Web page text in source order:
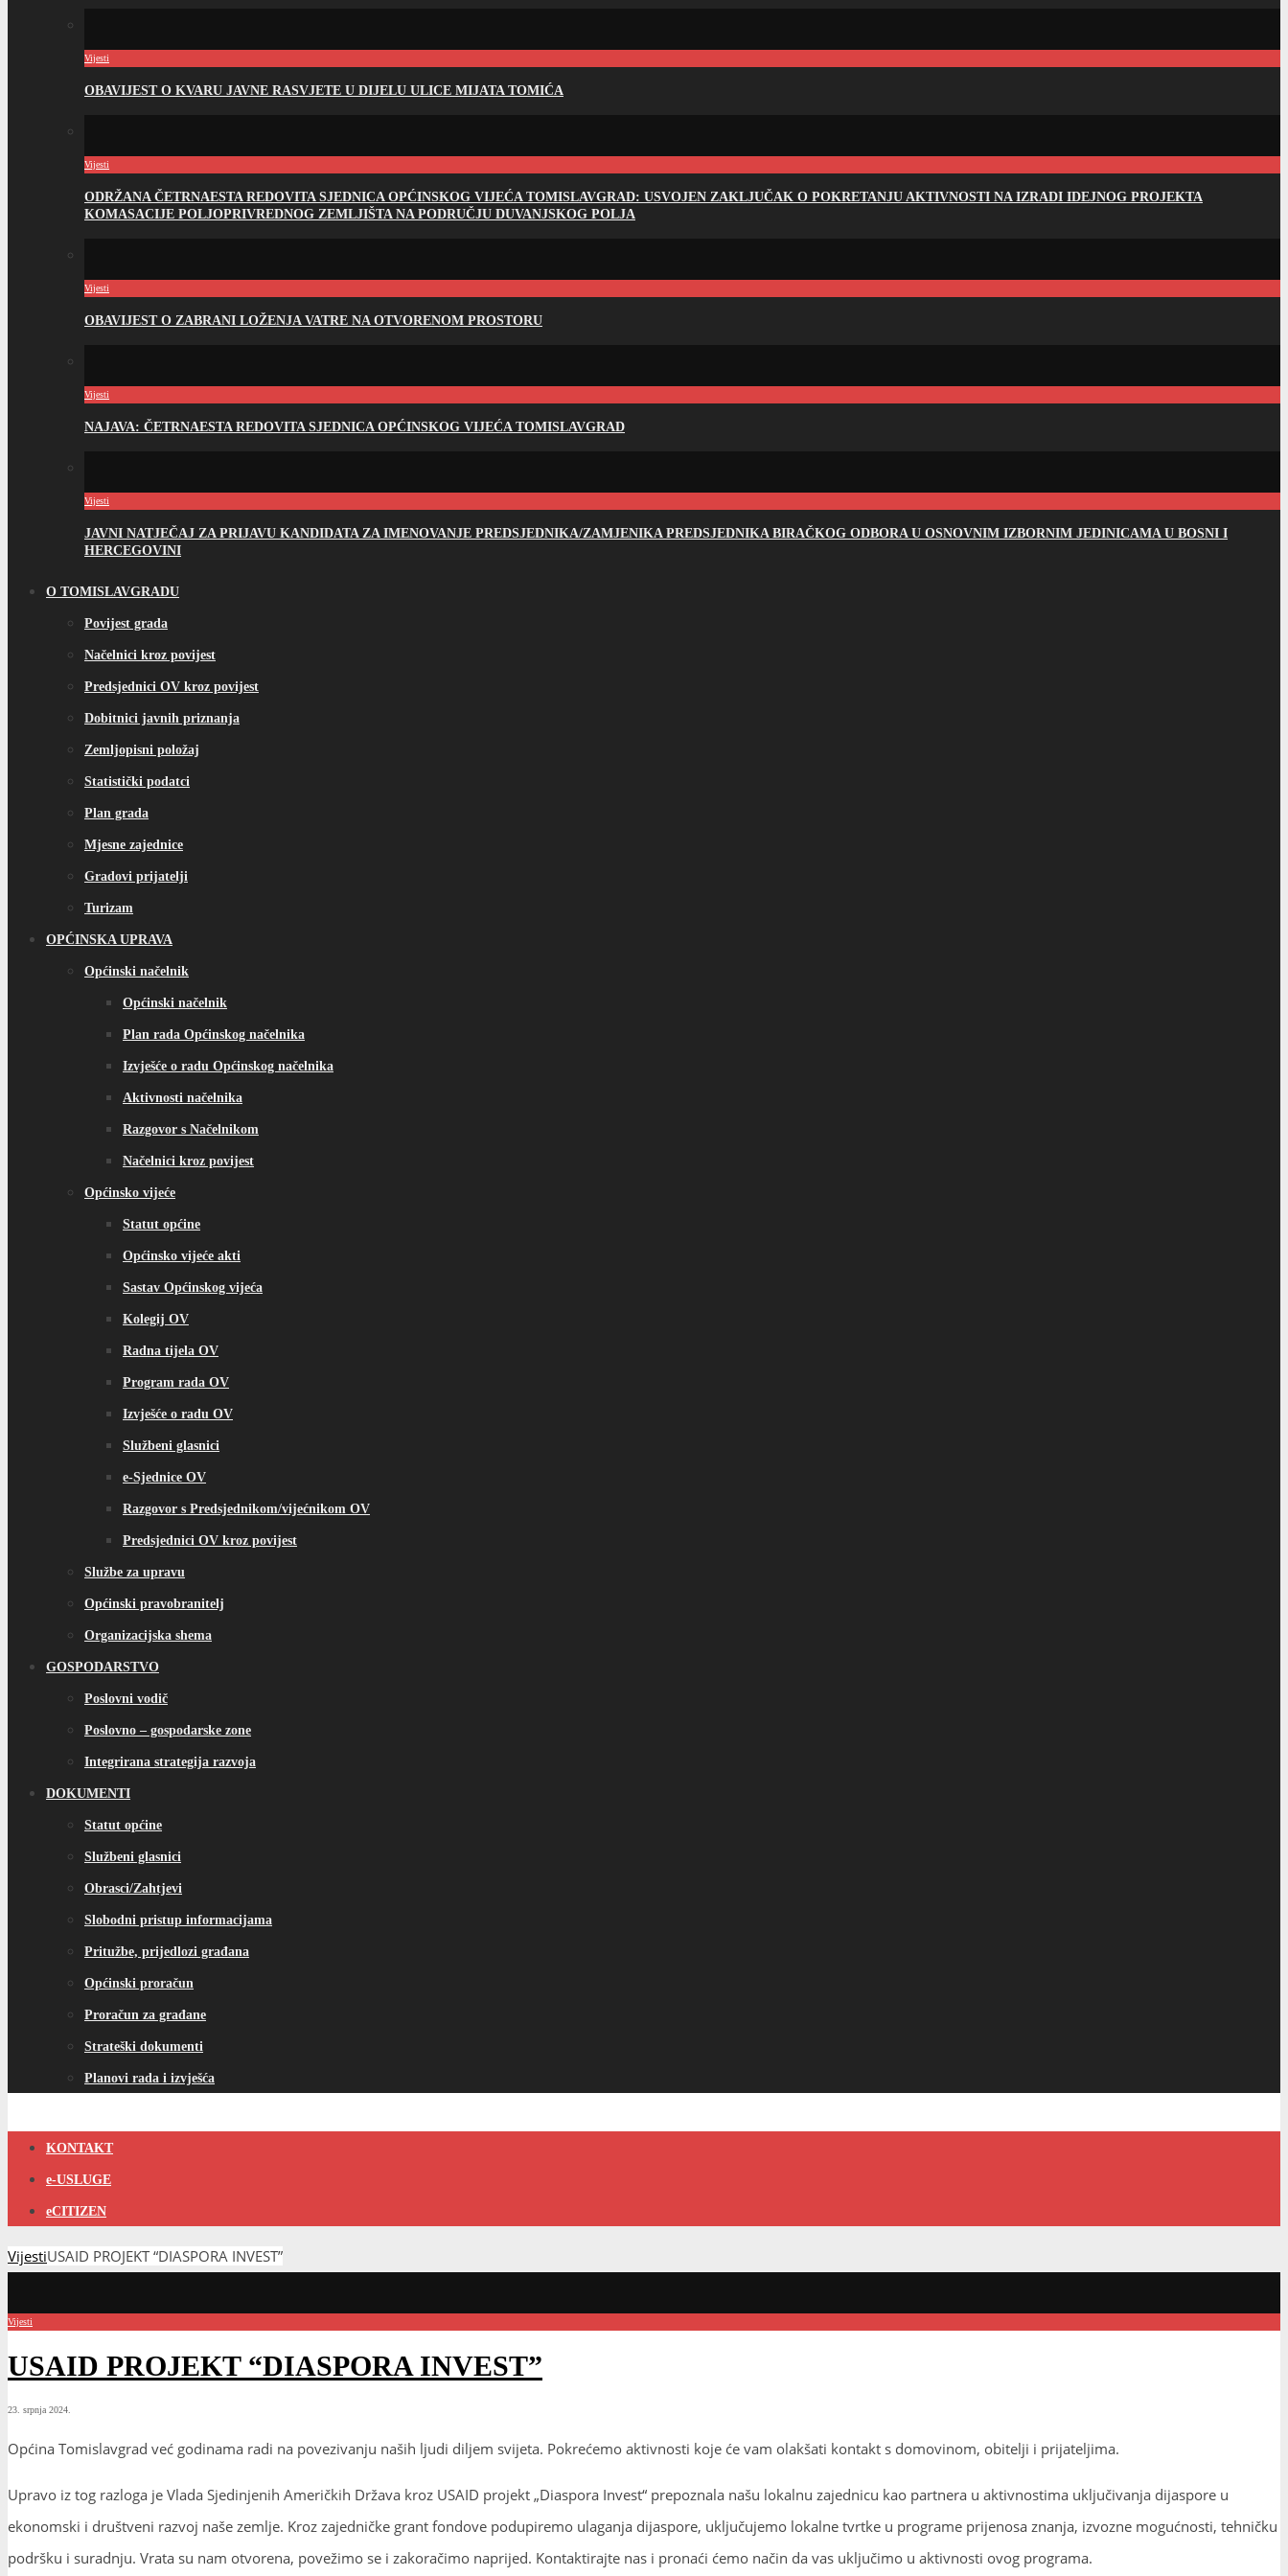
Vijesti
OBAVIJEST O KVARU JAVNE RASVJETE U DIJELU ULICE MIJATA TOMIĆA
Vijesti
ODRŽANA ČETRNAESTA REDOVITA SJEDNICA OPĆINSKOG VIJEĆA TOMISLAVGRAD: USVOJEN ZAKLJUČAK O POKRETANJU AKTIVNOSTI NA IZRADI IDEJNOG PROJEKTA
KOMASACIJE POLJOPRIVREDNOG ZEMLJIŠTA NA PODRUČJU DUVANJSKOG POLJA
Vijesti
OBAVIJEST O ZABRANI LOŽENJA VATRE NA OTVORENOM PROSTORU
Vijesti
NAJAVA: ČETRNAESTA REDOVITA SJEDNICA OPĆINSKOG VIJEĆA TOMISLAVGRAD
Vijesti
JAVNI NATJEČAJ ZA PRIJAVU KANDIDATA ZA IMENOVANJE PREDSJEDNIKA/ZAMJENIKA PREDSJEDNIKA BIRAČKOG ODBORA U OSNOVNIM IZBORNIM JEDINICAMA U BOSNI I
HERCEGOVINI
O TOMISLAVGRADU
Povijest grada
Načelnici kroz povijest
Predsjednici OV kroz povijest
Dobitnici javnih priznanja
Zemljopisni položaj
Statistički podatci
Plan grada
Mjesne zajednice
Gradovi prijatelji
Turizam
OPĆINSKA UPRAVA
Općinski načelnik
Općinski načelnik
Plan rada Općinskog načelnika
Izvješće o radu Općinskog načelnika
Aktivnosti načelnika
Razgovor s Načelnikom
Načelnici kroz povijest
Općinsko vijeće
Statut općine
Općinsko vijeće akti
Sastav Općinskog vijeća
Kolegij OV
Radna tijela OV
Program rada OV
Izvješće o radu OV
Službeni glasnici
e-Sjednice OV
Razgovor s Predsjednikom/vijećnikom OV
Predsjednici OV kroz povijest
Službe za upravu
Općinski pravobranitelj
Organizacijska shema
GOSPODARSTVO
Poslovni vodič
Poslovno – gospodarske zone
Integrirana strategija razvoja
DOKUMENTI
Statut općine
Službeni glasnici
Obrasci/Zahtjevi
Slobodni pristup informacijama
Pritužbe, prijedlozi građana
Općinski proračun
Proračun za građane
Strateški dokumenti
Planovi rada i izvješća
KONTAKT
e-USLUGE
eCITIZEN
VijestiUSAID PROJEKT “DIASPORA INVEST”
Vijesti
USAID PROJEKT “DIASPORA INVEST”
23. srpnja 2024.
Općina Tomislavgrad već godinama radi na povezivanju naših ljudi diljem svijeta. Pokrećemo aktivnosti koje će vam olakšati kontakt s domovinom, obitelji i prijateljima.
Upravo iz tog razloga je Vlada Sjedinjenih Američkih Država kroz USAID projekt „Diaspora Invest“ prepoznala našu lokalnu zajednicu kao partnera u aktivnostima uključivanja dijaspore u
ekonomski i društveni razvoj naše zemlje. Kroz zajedničke grant fondove podupiremo ulaganja dijaspore, uključujemo lokalne tvrtke u programe prijenosa znanja, izvozne mogućnosti, tehničku
podršku i suradnju. Vrata su nam otvorena, povežimo se i zakoračimo naprijed. Kontaktirajte nas i pronaći ćemo način da vas uključimo u aktivnosti ovog programa.